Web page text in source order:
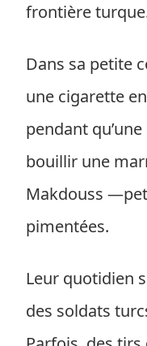
frontière
Dans sa petite
une cigarette
pendant
bouillir une
Makdouss
pimentées.
Leur quotidien
des soldats